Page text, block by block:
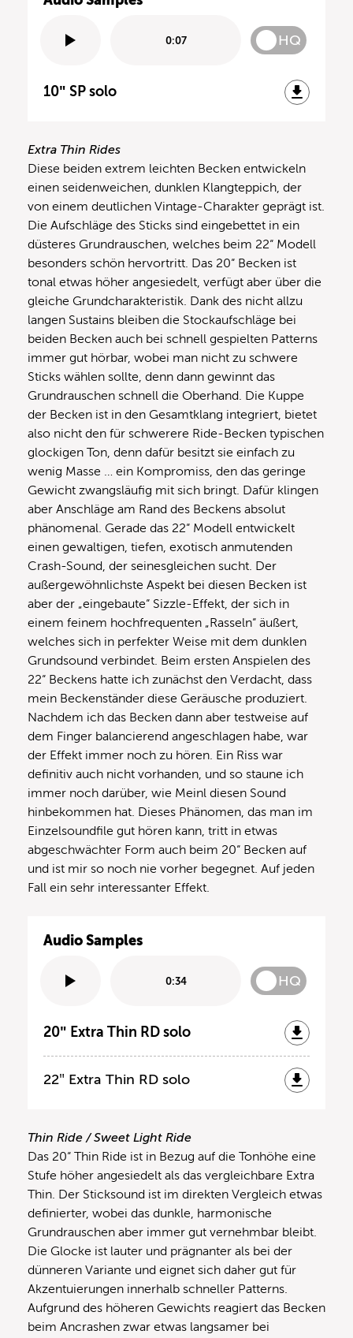
0:07 HQ
10″ SP solo
Extra Thin Rides
Diese beiden extrem leichten Becken entwickeln
einen seidenweichen, dunklen Klangteppich, der
von einem deutlichen Vintage-Charakter geprägt ist.
Die Aufschläge des Sticks sind eingebettet in ein
düsteres Grundrauschen, welches beim 22“ Modell
besonders schön hervortritt. Das 20“ Becken ist
tonal etwas höher angesiedelt, verfügt aber über die
gleiche Grundcharakteristik. Dank des nicht allzu
langen Sustains bleiben die Stockaufschläge bei
beiden Becken auch bei schnell gespielten Patterns
immer gut hörbar, wobei man nicht zu schwere
Sticks wählen sollte, denn dann gewinnt das
Grundrauschen schnell die Oberhand. Die Kuppe
der Becken ist in den Gesamtklang integriert, bietet
also nicht den für schwerere Ride-Becken typischen
glockigen Ton, denn dafür besitzt sie einfach zu
wenig Masse … ein Kompromiss, den das geringe
Gewicht zwangsläufig mit sich bringt. Dafür klingen
aber Anschläge am Rand des Beckens absolut
phänomenal. Gerade das 22“ Modell entwickelt
einen gewaltigen, tiefen, exotisch anmutenden
Crash-Sound, der seinesgleichen sucht. Der
außergewöhnlichste Aspekt bei diesen Becken ist
aber der „eingebaute“ Sizzle-Effekt, der sich in
einem feinem hochfrequenten „Rasseln“ äußert,
welches sich in perfekter Weise mit dem dunklen
Grundsound verbindet. Beim ersten Anspielen des
22“ Beckens hatte ich zunächst den Verdacht, dass
mein Beckenständer diese Geräusche produziert.
Nachdem ich das Becken dann aber testweise auf
dem Finger balancierend angeschlagen habe, war
der Effekt immer noch zu hören. Ein Riss war
definitiv auch nicht vorhanden, und so staune ich
immer noch darüber, wie Meinl diesen Sound
hinbekommen hat. Dieses Phänomen, das man im
Einzelsoundfile gut hören kann, tritt in etwas
abgeschwächter Form auch beim 20“ Becken auf
und ist mir so noch nie vorher begegnet. Auf jeden
Fall ein sehr interessanter Effekt.
Audio Samples
0:34 HQ
20″ Extra Thin RD solo
22″ Extra Thin RD solo
Thin Ride / Sweet Light Ride
Das 20“ Thin Ride ist in Bezug auf die Tonhöhe eine
Stufe höher angesiedelt als das vergleichbare Extra
Thin. Der Sticksound ist im direkten Vergleich etwas
definierter, wobei das dunkle, harmonische
Grundrauschen aber immer gut vernehmbar bleibt.
Die Glocke ist lauter und prägnanter als bei der
dünneren Variante und eignet sich daher gut für
Akzentuierungen innerhalb schneller Patterns.
Aufgrund des höheren Gewichts reagiert das Becken
beim Ancrashen zwar etwas langsamer bei